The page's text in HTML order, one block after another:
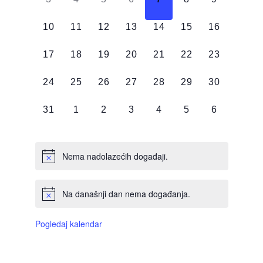
0
10
0
11
0
12
0
13
0
14
0
15
0
16
0
17
0
18
0
19
0
20
0
21
0
22
0
23
0
24
0
25
0
26
0
27
0
28
0
29
0
30
0
31
0
1
0
2
0
3
0
4
0
5
0
6
Nema nadolazećih događaji.
Na današnji dan nema događanja.
Pogledaj kalendar